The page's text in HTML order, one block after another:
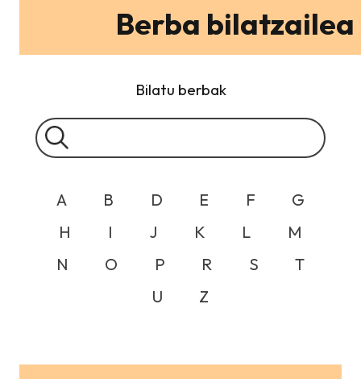
Berba bilatzailea
Bilatu berbak
A B D E F
G
H
I J K L
M
N
O P R S
T
U
Z